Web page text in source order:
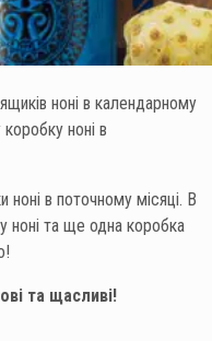
ноні в календарному
ноні в
ноні в поточному місяці. В
ноні та ще одна коробка
та щасливі!